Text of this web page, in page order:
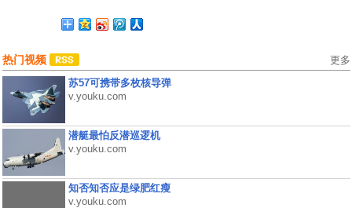
热门视频 更多
苏57可携带多枚核导弹
v.youku.com
潜艇最怕反潜巡逻机
v.youku.com
知否知否应是绿肥红瘦
v.youku.com